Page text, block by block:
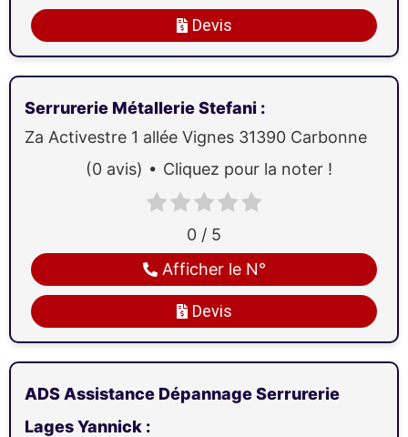
Devis
Serrurerie Métallerie Stefani :
Za Activestre 1 allée Vignes 31390 Carbonne
Devis
Afficher le N°
0 / 5
(0 avis) Cliquez pour la noter !
ADS Assistance Dépannage Serrurerie
Lages Yannick :